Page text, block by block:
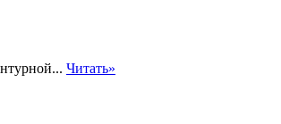
Читать»